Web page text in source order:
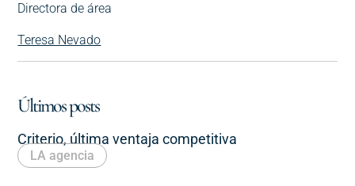
Directora de área
Teresa Nevado
Últimos posts
Criterio, última ventaja competitiva
LA agencia